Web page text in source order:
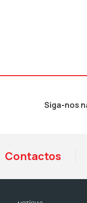
Siga-nos
Contactos